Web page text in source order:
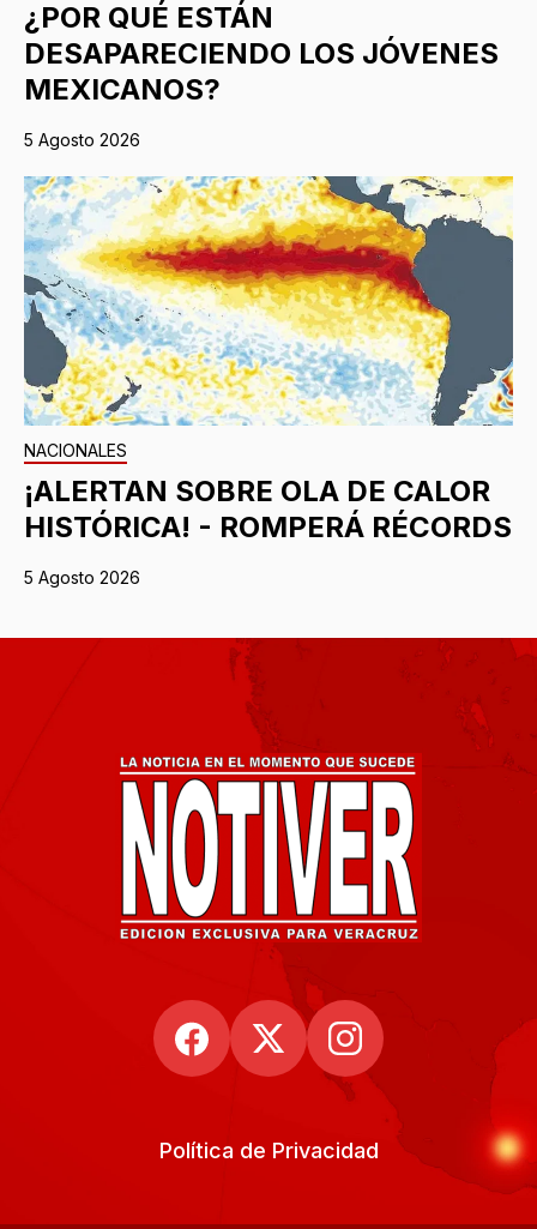
¿POR QUÉ ESTÁN
DESAPARECIENDO LOS JÓVENES
MEXICANOS?
5 Agosto 2026
NACIONALES
¡ALERTAN SOBRE OLA DE CALOR
HISTÓRICA! - ROMPERÁ RÉCORDS
5 Agosto 2026
Política de Privacidad